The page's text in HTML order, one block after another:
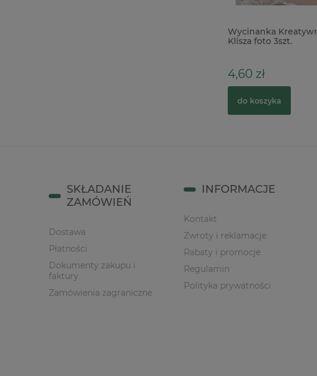
Wycinanka
Klisza foto 3szt.
4,60 zł
do koszyka
SKŁADANIE
ZAMÓWIEŃ
Dostawa
Płatności
Dokumenty zakupu i
faktury
Zamówienia zagraniczne
INFORMACJE
Kontakt
Zwroty i reklamacje
Rabaty i promocje
Regulamin
Polityka prywatności